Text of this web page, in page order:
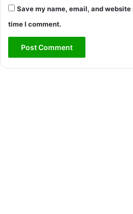
Save my name, email, and
time I comment.